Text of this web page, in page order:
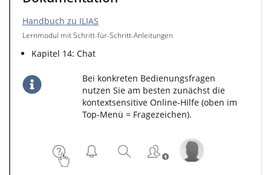
Handbuch zu ILIAS
Lernmodul mit Schritt-für-Schritt-Anleitungen
Kapitel 14: Chat
Bei konkreten Bedienungsfragen
nutzen Sie am besten zunächst die
kontextsensitive Online-Hilfe (oben im
Top-Menü = Fragezeichen).